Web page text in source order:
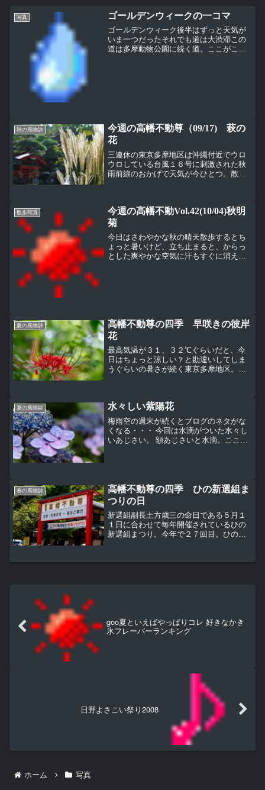
写真 ゴールデンウィークの一コマ
ゴールデンウィーク後半はずっと天気が
いま一つだったそれでも道は大渋滞この
道は多摩動物公園に続く道。ここがこん
秋の風物詩
今週の高幡不動尊（09/17) 萩の
花
三連休の東京多摩地区は沖縄付近でウロ
ウロしている台風１６号に刺激された秋
雨前線のおかげで天気が今ひとつ。散歩
た。秋の花と言えば、草かん...
散歩写真
今週の高幡不動Vol.42(10/04)秋明
菊
今日はさわやかな秋の晴天散歩するとち
ょっと暑いけど、立ち止まると、からっ
とした爽やかな空気に汗もすぐに消えて
夏の風物詩
高幡不動尊の四季 早咲きの彼岸
花
最高気温が３１、３２℃ぐらいだと、今
日はちょっと涼しい？と勘違いしてしま
うぐらいの暑さが続く東京多摩地区。黒
扇）、アヤメ科。花が終わって...
夏の風物詩 水々しい紫陽花
梅雨空の週末が続くとブログのネタがな
くなる・・・ 今回は水滴がついた水々し
いあじさい。 額あじさいと水滴。ここで
春の風物詩
高幡不動尊の四季 ひの新選組ま
つりの日
新選組副長土方歳三の命日である５月１
１日に合わせて毎年開催されているひの
新選組まつり。今年で２７回目。ひの新
寺）とその参道周辺を会場として開催。
goo夏といえばやっぱりコレ 好きなかき
氷フレーバーランキング
日野よさこい祭り2008
ホーム 写真